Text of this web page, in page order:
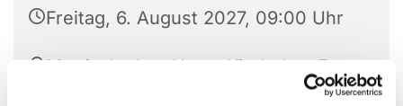
Freitag, 6. August 2027, 09:00 Uhr
Martin-Luther-Haus, Kirchplatz 5,